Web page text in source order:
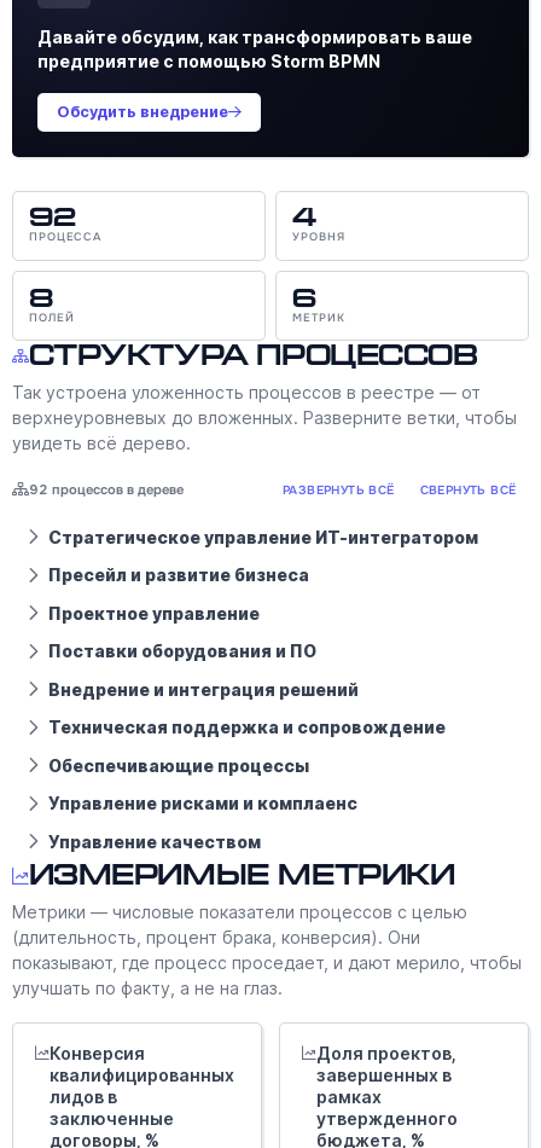
92
ПРОЦЕССА
4
УРОВНЯ
8
ПОЛЕЙ
6
МЕТРИК
Структура процессов
Так устроена уложенность процессов в реестре — от
верхнеуровневых до вложенных. Разверните ветки, чтобы
увидеть всё дерево.
92 процессов в дереве РАЗВЕРНУТЬ ВСЁ СВЕРНУТЬ ВСЁ
Стратегическое управление ИТ-интегратором
Пресейл и развитие бизнеса
Проектное управление
Поставки оборудования и ПО
Внедрение и интеграция решений
Техническая поддержка и сопровождение
Обеспечивающие процессы
Управление рисками и комплаенс
Управление качеством
Измеримые метрики
Метрики — числовые показатели процессов с целью
(длительность, процент брака, конверсия). Они
показывают, где процесс проседает, и дают мерило, чтобы
улучшать по факту, а не на глаз.
Конверсия
квалифицированных
лидов в
заключенные
договоры, %
Доля проектов,
завершенных в
рамках
утвержденного
бюджета, %
Давайте обсудим, как трансформировать ваше
предприятие с помощью Storm BPMN
Обсудить внедрение